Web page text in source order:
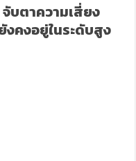
บตาความเสี่ยง
คงอยู่ในระดับสูง